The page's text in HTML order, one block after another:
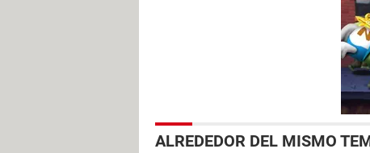
ALREDEDOR DEL MISMO